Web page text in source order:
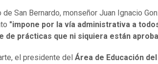
de San Bernardo, monseñor Juan Ignacio
"impone por la vía administrativa a
de prácticas que ni siquiera están
el presidente del Área de Educación